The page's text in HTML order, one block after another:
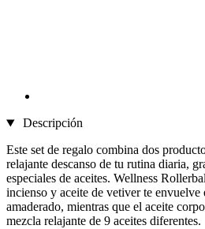
Descripción
Este set de regalo combina dos
relajante descanso de tu rutina diaria,
especiales de aceites. Wellness
incienso y aceite de vetiver te envuelve
amaderado, mientras que el aceite
mezcla relajante de 9 aceites diferentes.